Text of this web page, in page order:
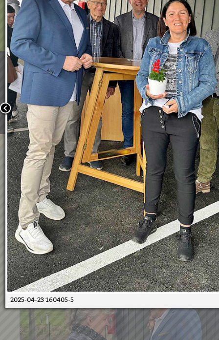
BÜCHEREI
FEUERWEHR
DUATHLON 2026
POOLKALENDER
Wir verwenden Cookies, um unsere Webseite für Sie
benutzerfreundlich zu gestalten. Wenn Sie fortfahren,
an, dass Sie mit der Verwendung von Cookies auf
einverstanden sind.
Weitere Informationen:Datenschutzerklärung/Cookie-
Bestätigen
23.04.2025 -
in Kraubath
23.04.2025
2025-04-23 160405-5